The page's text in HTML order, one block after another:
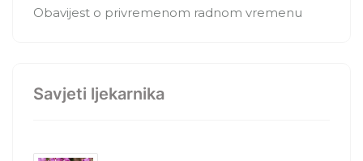
Obavijest o privremenom radnom vremenu
Savjeti ljekarnika